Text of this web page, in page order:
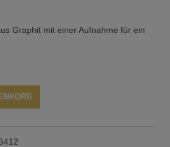
Graphit mit einer Aufnahme für ein